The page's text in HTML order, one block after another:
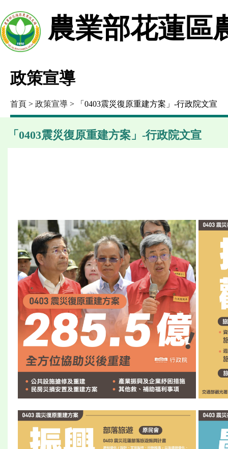
農業部花蓮區
政策宣導
首頁 > 政策宣導 > 「0403震災復原重建方案」-行政院文宣
「0403震災復原重建方案」-行政院文宣